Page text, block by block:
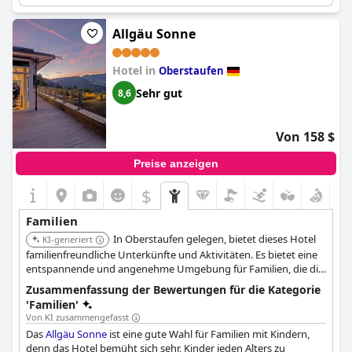
Annehmlichkeiten, die für Familien geeignet sind, die Outdoor-
Abenteuer suchen.
Allgäu Sonne
Hotel in Oberstaufen
8,6 Sehr gut
Von 158 $
Preise anzeigen
$
Familien
KI-generiert
In Oberstaufen gelegen, bietet dieses Hotel
familienfreundliche Unterkünfte und Aktivitäten. Es bietet eine
entspannende und angenehme Umgebung für Familien, die die
Region Allgäu besuchen.
Zusammenfassung der Bewertungen für die Kategorie
'Familien'
Von KI zusammengefasst
DasAllgäu Sonne ist eine gute Wahl für Familien mit Kindern,
denn das Hotel bemüht sich sehr, Kinder jeden Alters zu